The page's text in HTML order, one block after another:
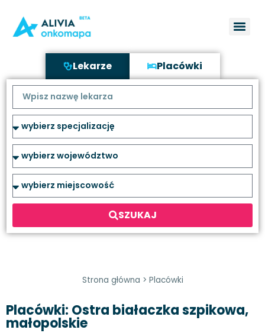
Lekarze Placówki
SZUKAJ
Strona główna > Placówki
Placówki: Ostra białaczka szpikowa,
małopolskie